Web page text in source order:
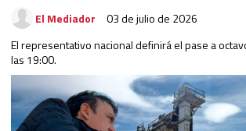
El representativo nacional definirá el pase a
las 19:00.
03 de julio de 2026
El Mediador